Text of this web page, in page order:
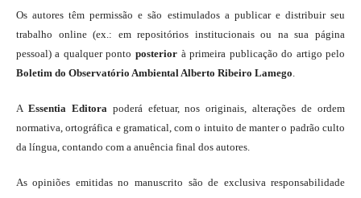
Os autores têm permissão e são estimulados a publicar e distribuir seu
trabalho online (ex.: em repositórios institucionais ou na sua página
pessoal) a qualquer ponto posterior à primeira publicação do artigo pelo
Boletim do Observatório Ambiental Alberto Ribeiro Lamego
A Essentia Editora poderá efetuar, nos originais, alterações de ordem
normativa, ortográfica e gramatical, com o intuito de manter o padrão culto
da língua, contando com a anuência final dos autores.
As opiniões emitidas no manuscrito são de exclusiva responsabilidade